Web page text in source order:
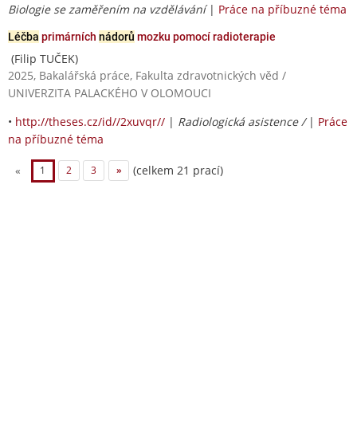
Biologie se zaměřením na vzdělávání| Práce na příbuzné téma
Léčba primárních nádorů mozku pomocí radioterapie
(Filip TUČEK)
2025, Bakalářská práce, Fakulta zdravotnických věd /
UNIVERZITA PALACKÉHO V OLOMOUCI
• http://theses.cz/id//2xuvqr// | Radiologická asistence / | Práce
na příbuzné téma
« 1 2 3 » (celkem 21 prací)